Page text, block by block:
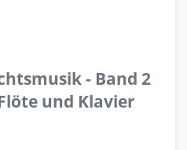
- Band 2
und Klavier